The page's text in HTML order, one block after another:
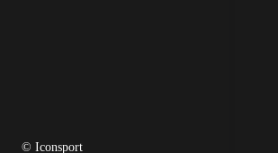
© Iconsport